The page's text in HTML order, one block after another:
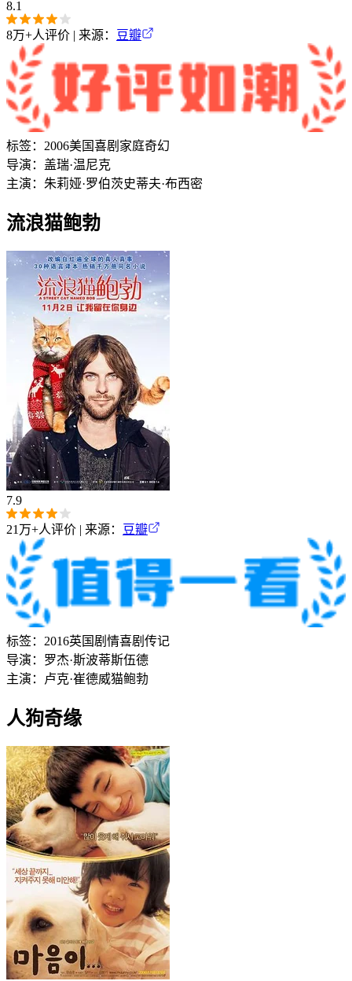
8.1
8万+人评价 | 来源： 豆瓣
标签： 2006美国喜剧 家庭奇幻
导演： 盖瑞·温尼克
主演： 朱莉娅·罗伯茨史蒂夫·布西密
流浪猫鲍勃
7.9
21万+人评价 | 来源： 豆瓣
标签： 2016英国 剧情喜剧 传记
导演： 罗杰·斯波蒂斯伍德
主演：
卢克·崔德威猫鲍勃
人狗奇缘